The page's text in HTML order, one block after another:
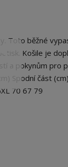
Toto běžné
Košile je
a pokynům pro
Spodní část
70 67 79